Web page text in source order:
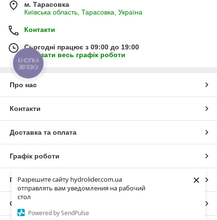
Разрешите сайту hydrolider.com.ua
отправлять вам уведомления на рабочий
стол
Powered by SendPulse
×
м. Тарасовка
Київська область, Тарасовка, Україна
Контакти
Сьогодні працює з 09:00 до 19:00
Показати весь графік роботи
Про нас
Контакти
Доставка та оплата
Графік роботи
Повна версія сайту
Сайт створено на маркетплейсі
КНОПКА
ЗВ'ЯЗКУ